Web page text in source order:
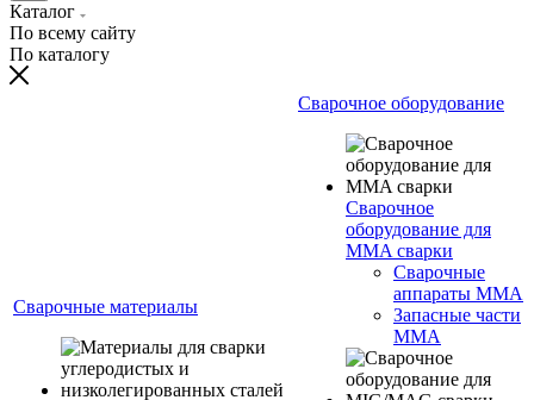
Каталог
По всему сайту
По каталогу
Сварочные материалы
Сварочное оборудование
Сварочное
оборудование для
MMA сварки
Сварочные
аппараты MMA
Запасные части
MMA